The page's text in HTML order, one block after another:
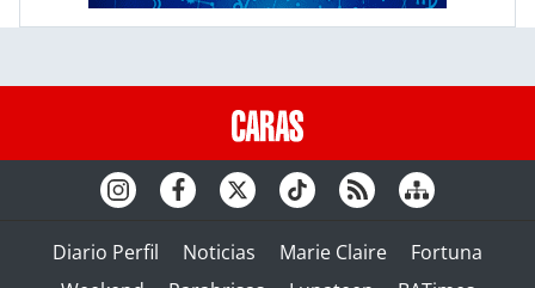
Diario Perfil Noticias Marie Claire
Fortuna